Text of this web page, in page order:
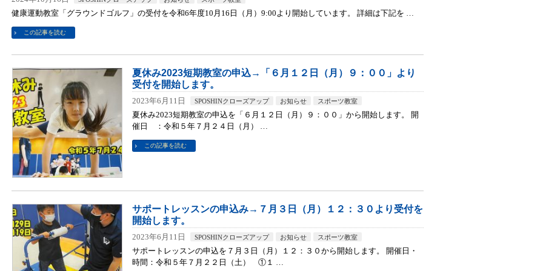
健康運動教室「グラウンドゴルフ」の受付を令和6年度10月16日（月）9:00より開始しています。 詳細は下記を …
この記事を読む
夏休み2023短期教室の申込→「６月１２日（月）９：００」より
受付を開始します。
2023年6月11日 SPOSHINクローズアップ お知らせ スポーツ教室
夏休み2023短期教室の申込を「６月１２日（月）９：００」から開始します。 開
催日 ：令和５年７月２４日（月） …
この記事を読む
サポートレッスンの申込み→７月３日（月）１２：３０より受付を
開始します。
2023年6月11日 SPOSHINクローズアップ お知らせ スポーツ教室
サポートレッスンの申込を７月３日（月）１２：３０から開始します。 開催日・
時間：令和５年７月２２日（土） ①１ …